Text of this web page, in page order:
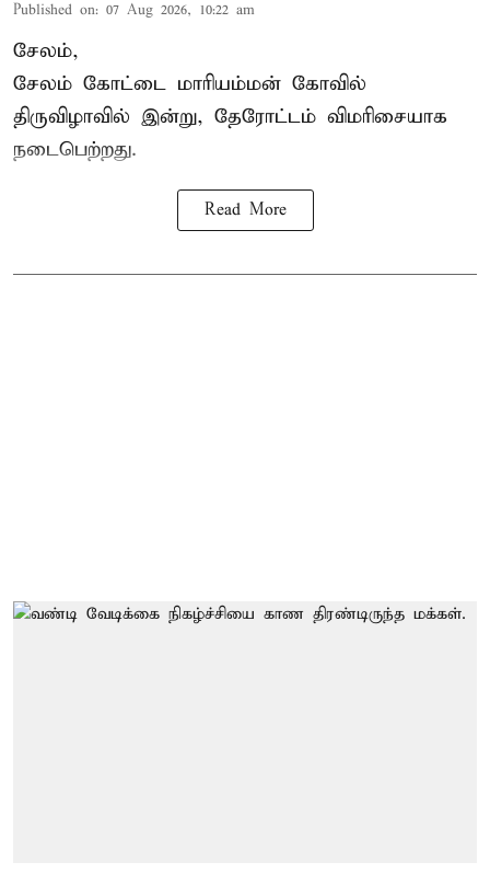
Published on: 07 Aug 2026, 10:22 am
சேலம்,
சேலம் கோட்டை மாரியம்மன் கோவில்
திருவிழாவில் இன்று, தேரோட்டம் விமரிசையாக
நடைபெற்றது.
Read More